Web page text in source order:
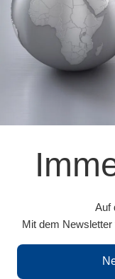
Auf
Mit dem Newsletter